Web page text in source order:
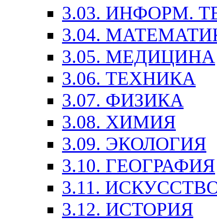
3.03. ИНФОРМ.
3.04.
3.05. МЕДИЦИНА
3.06. ТЕХНИКА
3.07. ФИЗИКА
3.08. ХИМИЯ
3.09. ЭКОЛОГИЯ
3.10. ГЕОГРАФИЯ
3.11.
3.12. ИСТОРИЯ